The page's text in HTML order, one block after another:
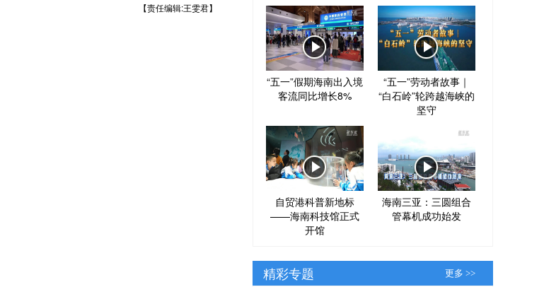
【责任编辑:王雯君】
“五一”假期海南出入境
客流同比增长8%
“五一”劳动者故事｜
“白石岭”轮跨越海峡的
坚守
自贸港科普新地标
——海南科技馆正式
开馆
海南三亚：三圆组合
管幕机成功始发
精彩专题 更多 >>